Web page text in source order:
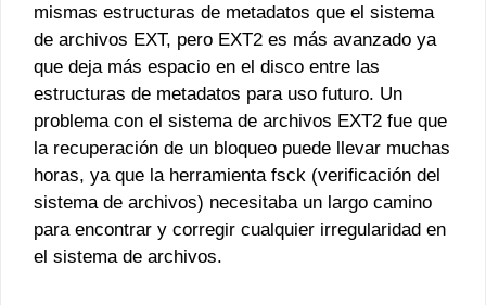
mismas estructuras de metadatos que el sistema
de archivos EXT, pero EXT2 es más avanzado ya
que deja más espacio en el disco entre las
estructuras de metadatos para uso futuro. Un
problema con el sistema de archivos EXT2 fue que
la recuperación de un bloqueo puede llevar muchas
horas, ya que la herramienta fsck (verificación del
sistema de archivos) necesitaba un largo camino
para encontrar y corregir cualquier irregularidad en
el sistema de archivos.